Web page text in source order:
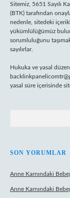
Sitemiz, 5651 Sayılı
(BTK) tarafından
nedenle, sitedeki
yükümlülüğümüz
sorumluluğunu
sayılırlar.
Hukuka ve yasal
yasal süre içerisinde
SON YORUMLAR
Anne Karnındaki
Anne Karnındaki